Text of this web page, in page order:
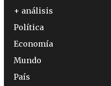
+ análisis
Política
Economía
Mundo
País